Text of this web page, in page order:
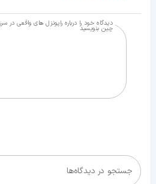
دیدگاه خود را درباره راپونزل های واقعی در
چین بنویسید
جستجو در دیدگاه‌ها